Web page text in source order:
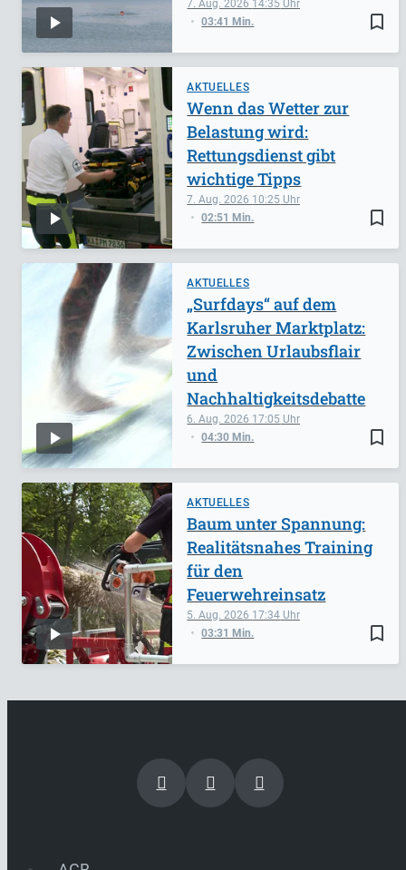
bookmark_border
7. Aug. 2026 14:35
03:41 Min.
AKTUELLES
bookmark_border
7. Aug. 2026 10:25
02:51 Min.
Wenn das Wetter zur
Belastung wird:
Rettungsdienst gibt
wichtige Tipps
AKTUELLES
bookmark_border
6. Aug. 2026 17:05
04:30 Min.
„Surfdays“ auf dem
Karlsruher Marktplatz:
Zwischen Urlaubsflair
und
Nachhaltigkeitsdebatte
AKTUELLES
bookmark_border
5. Aug. 2026 17:34
03:31 Min.
Baum unter Spannung:
Realitätsnahes Training
für den
Feuerwehreinsatz